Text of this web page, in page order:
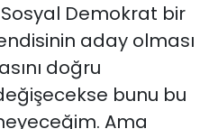
Sosyal Demokrat bir
aday olması
doğru
bunu bu
Ama